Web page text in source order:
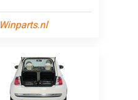
Winparts.nl